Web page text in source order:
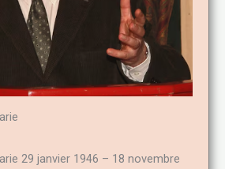
29 janvier 1946 – 18 novembre